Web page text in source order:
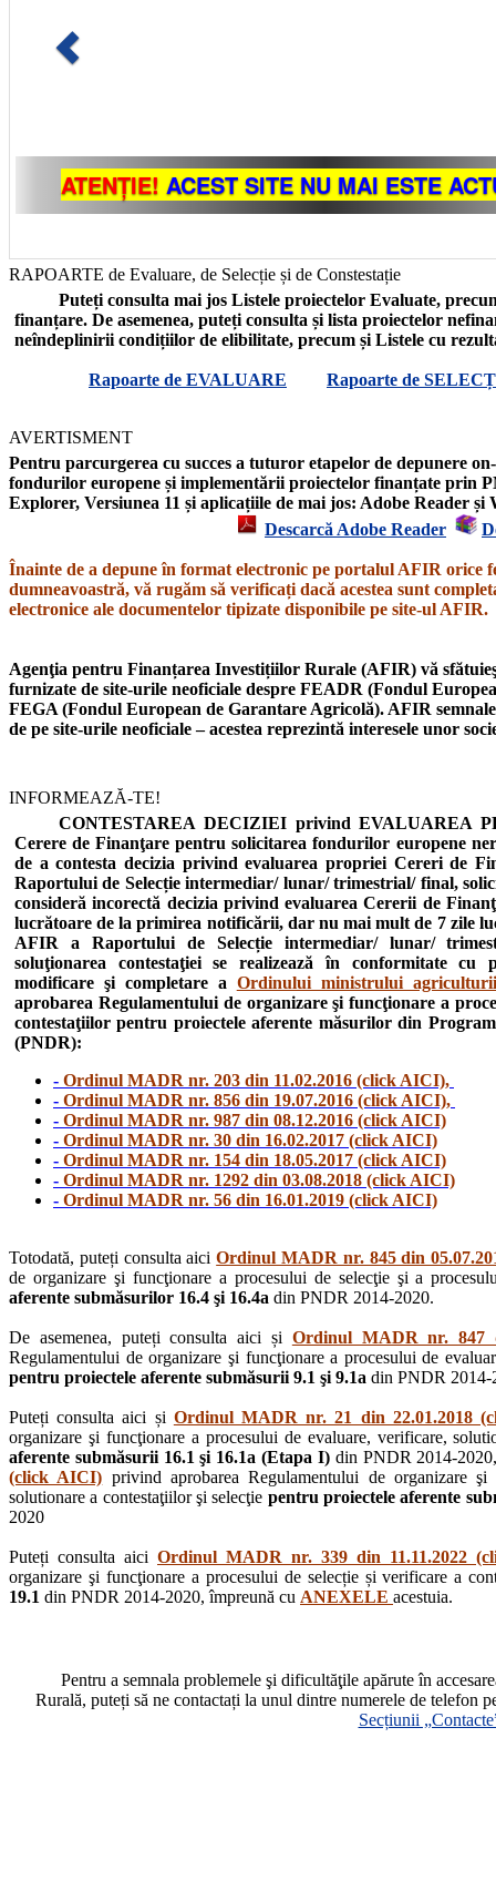
RAPOARTE de Evaluare, de Selecție și de Constestație
Puteți consulta mai jos Listele proiectelor Evaluate,
finanțare. De asemenea, puteți consulta și lista proiectelor
neîndeplinirii condițiilor de elibilitate, precum și Listele cu
Rapoarte de EVALUARE Rapoarte de
AVERTISMENT
Pentru parcurgerea cu succes a tuturor etapelor de depunere
fondurilor europene și implementării proiectelor finanțate prin
Explorer, Versiunea 11 și aplicațiile de mai jos: Adobe Reader și
Descarcă Adobe Reader
Înainte de a depune în format electronic pe portalul AFIR orice
dumneavoastră, vă rugăm să verificați dacă acestea sunt
electronice ale documentelor tipizate disponibile pe site-ul AFIR.
Agenţia pentru Finanțarea Investițiilor Rurale (AFIR) vă
furnizate de site-urile neoficiale despre FEADR (Fondul
FEGA (Fondul European de Garantare Agricolă). AFIR
de pe site-urile neoficiale – acestea reprezintă interesele unor
INFORMEAZĂ-TE!
CONTESTAREA DECIZIEI privind EVALUAREA
Cerere de Finanţare pentru solicitarea fondurilor europene
de a contesta decizia privind evaluarea propriei Cereri de
Raportului de Selecție intermediar/ lunar/ trimestrial/ final,
consideră incorectă decizia privind evaluarea Cererii de
lucrătoare de la primirea notificării, dar nu mai mult de 7 zile
AFIR a Raportului de Selecție intermediar/ lunar/
soluţionarea contestaţiei se realizează în conformitate cu
modificare şi completare a Ordinului ministrului
aprobarea Regulamentului de organizare şi funcţionare a
contestaţiilor pentru proiectele aferente măsurilor din
(PNDR):
- Ordinul MADR nr. 203 din 11.02.2016 (click AICI),
- Ordinul MADR nr. 856 din 19.07.2016 (click AICI),
- Ordinul MADR nr. 987 din 08.12.2016 (click AICI)
- Ordinul MADR nr. 30 din 16.02.2017 (click AICI)
- Ordinul MADR nr. 154 din 18.05.2017 (click AICI)
- Ordinul MADR nr. 1292 din 03.08.2018 (click AICI)
- Ordinul MADR nr. 56 din 16.01.2019 (click AICI)
Totodată, puteți consulta aiciOrdinul MADR nr. 845 din
de organizare şi funcţionare a procesului de selecţie şi a
aferente submăsurilor 16.4 şi 16.4a din PNDR 2014-2020.
De asemenea, puteți consulta aici și Ordinul MADR nr. 847
Regulamentului de organizare şi funcţionare a procesului de
pentru proiectele aferente submăsurii 9.1 şi 9.1a din PNDR 2014-
Puteți consulta aici și Ordinul MADR nr. 21 din 22.01.2018
organizare şi funcţionare a procesului de evaluare, verificare,
aferente submăsurii 16.1 şi 16.1a (Etapa I)din PNDR 2014-
(click AICI) privind aprobarea Regulamentului de organizare
solutionare a contestaţiilor şi selecţie pentru proiectele aferente
2020
Puteți consulta aici Ordinul MADR nr. 339 din 11.11.2022
organizare şi funcţionare a procesului de selecție și verificare a
19.1 din PNDR 2014-2020, împreună cu ANEXELE acestuia.
Pentru a semnala problemele şi dificultăţile apărute în
Rurală, puteți să ne contactați la unul dintre numerele de telefon
Secțiunii